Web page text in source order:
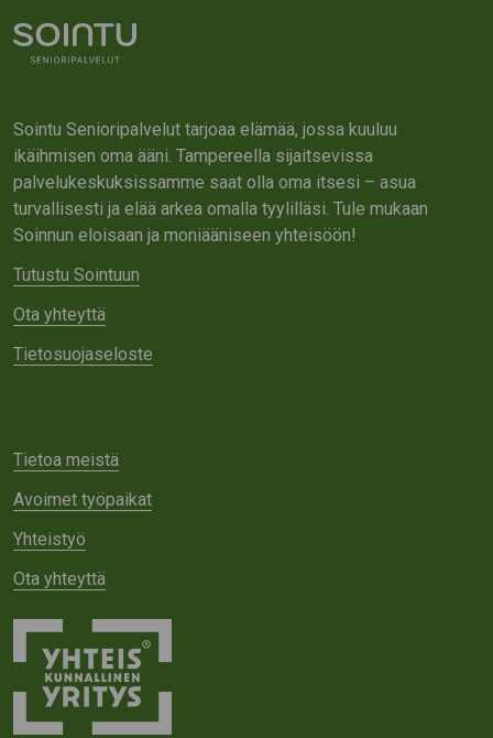
Sointu Senioripalvelut tarjoaa elämää, jossa kuuluu
ikäihmisen oma ääni. Tampereella sijaitsevissa
palvelukeskuksissamme saat olla oma itsesi – asua
turvallisesti ja elää arkea omalla tyylilläsi. Tule mukaan
Soinnun eloisaan ja moniääniseen yhteisöön!
Tutustu Sointuun
Ota yhteyttä
Tietosuojaseloste
Tietoa meistä
Avoimet työpaikat
Yhteistyö
Ota yhteyttä